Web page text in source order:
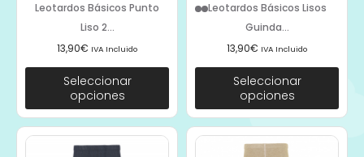
Leotardos Básicos Punto
Liso 2...
13,90€ IVA Incluido
Seleccionar
opciones
Leotardos Básicos Lisos
Guinda...
13,90€ IVA Incluido
Seleccionar
opciones